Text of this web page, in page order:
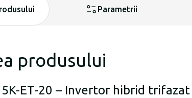
Parametrii
produsului
ET-20 – Invertor hibrid